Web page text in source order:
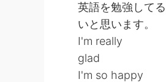
英語を勉強して
いと思います。
I'm really
glad
I'm so happy